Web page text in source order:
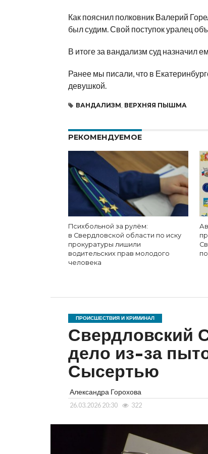
Как пояснил полковник Валерий
был судим. Свой поступок уралец
В итоге за вандализм суд назначил
Ранее мы писали, что в
девушкой.
ВАНДАЛИЗМ ВЕРХНЯЯ ПЫШМА
РЕКОМЕНДУЕМОЕ
Психбольной за рулём:
в Свердловской области по иску
прокуратуры лишили
водительских прав молодого
человека
ПРОИСШЕСТВИЯ И КРИМИНАЛ
Свердловский
дело из-за
Сысертью
Александра Горохова
26.03.2026 20:30 322